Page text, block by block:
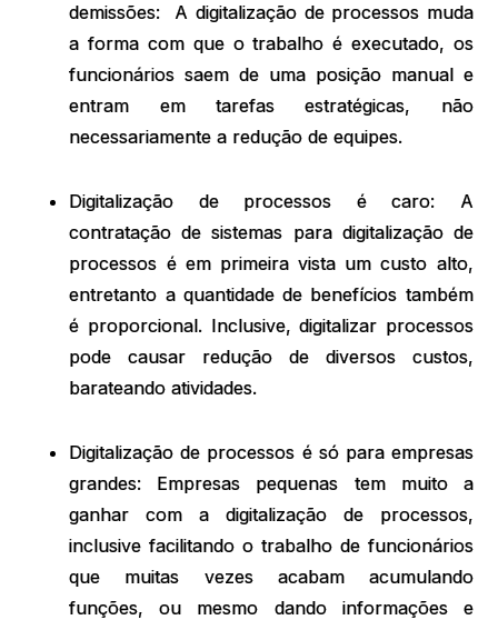
demissões: A digitalização de processos muda
a forma com que o trabalho é executado, os
funcionários saem de uma posição manual e
entram em tarefas estratégicas, não
necessariamente a redução de equipes.
Digitalização de processos é caro: A
contratação de sistemas para digitalização de
processos é em primeira vista um custo alto,
entretanto a quantidade de benefícios também
é proporcional. Inclusive, digitalizar processos
pode causar redução de diversos custos,
barateando atividades.
Digitalização de processos é só para empresas
grandes: Empresas pequenas tem muito a
ganhar com a digitalização de processos,
inclusive facilitando o trabalho de funcionários
que muitas vezes acabam acumulando
funções, ou mesmo dando informações e